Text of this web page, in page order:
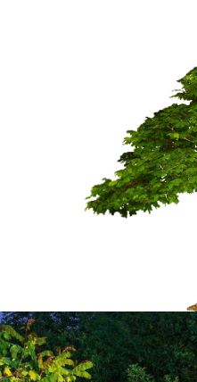
les projets reliés à
Pour